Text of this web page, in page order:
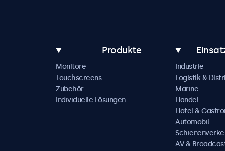
Produkte
Monitore
Touchscreens
Zubehör
Individuelle Lösungen
Industrie
Logistik &
Marine
Handel
Hotel &
Automobil
AV &